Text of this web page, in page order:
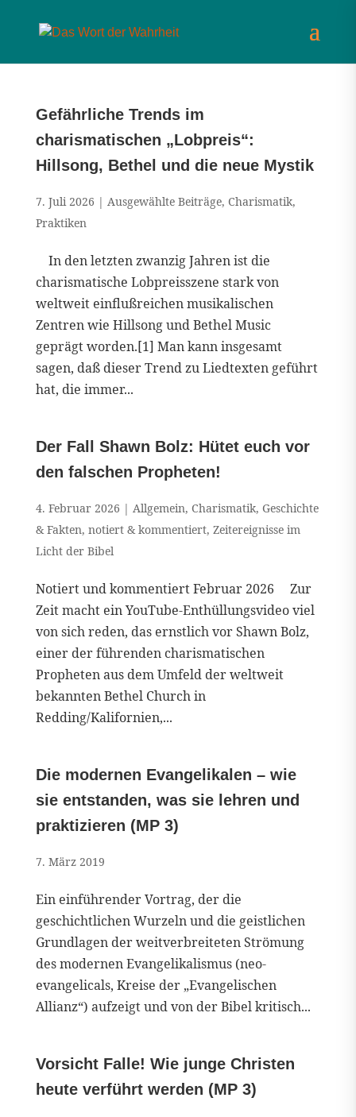
Gefährliche Trends im
charismatischen „Lobpreis“:
Hillsong, Bethel und die neue Mystik
7. Juli 2026 | Ausgewählte Beiträge, Charismatik,
Praktiken
In den letzten zwanzig Jahren ist die
charismatische Lobpreisszene stark von
weltweit einflußreichen musikalischen
Zentren wie Hillsong und Bethel Music
geprägt worden.[1] Man kann insgesamt
sagen, daß dieser Trend zu Liedtexten geführt
hat, die immer...
Der Fall Shawn Bolz: Hütet euch vor
den falschen Propheten!
4. Februar 2026 | Allgemein, Charismatik, Geschichte
& Fakten, notiert & kommentiert, Zeitereignisse im
Licht der Bibel
Notiert und kommentiert Februar 2026 Zur
Zeit macht ein YouTube-Enthüllungsvideo viel
von sich reden, das ernstlich vor Shawn Bolz,
einer der führenden charismatischen
Propheten aus dem Umfeld der weltweit
bekannten Bethel Church in
Redding/Kalifornien,...
Die modernen Evangelikalen – wie
sie entstanden, was sie lehren und
praktizieren (MP 3)
7. März 2019
Ein einführender Vortrag, der die
geschichtlichen Wurzeln und die geistlichen
Grundlagen der weitverbreiteten Strömung
des modernen Evangelikalismus (neo-
evangelicals, Kreise der „Evangelischen
Allianz“) aufzeigt und von der Bibel kritisch...
Vorsicht Falle! Wie junge Christen
heute verführt werden (MP 3)